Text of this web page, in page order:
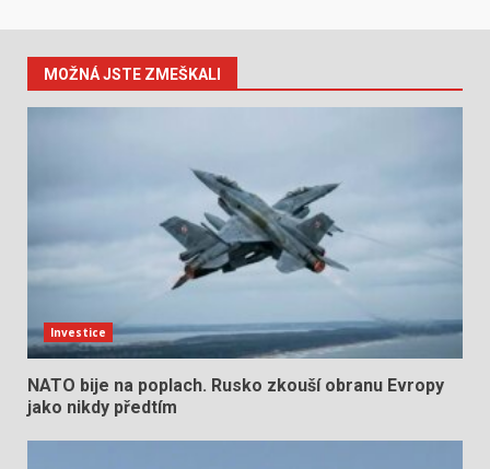
MOŽNÁ JSTE ZMEŠKALI
Investice
NATO bije na poplach. Rusko zkouší obranu Evropy
jako nikdy předtím